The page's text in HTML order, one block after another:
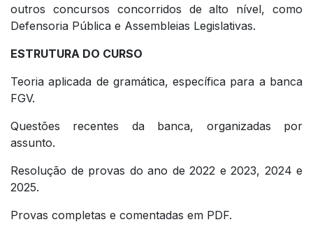
outros concursos concorridos de alto nível, como
Defensoria Pública e Assembleias Legislativas.
ESTRUTURA DO CURSO
Teoria aplicada de gramática, específica para a banca
FGV.
Questões recentes da banca, organizadas por
assunto.
Resolução de provas do ano de 2022 e 2023, 2024 e
2025.
Provas completas e comentadas em PDF.